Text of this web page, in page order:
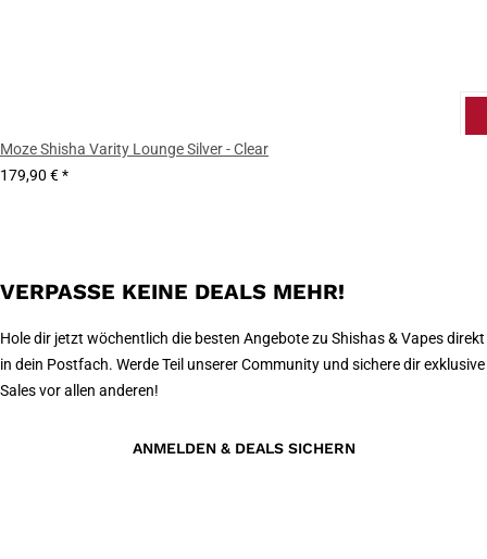
Moze Shisha Varity Lounge Silver - Clear
179,90 €*
VERPASSE KEINE DEALS MEHR!
Hole dir jetzt wöchentlich die besten Angebote zu Shishas & Vapes direkt
in dein Postfach. Werde Teil unserer Community und sichere dir exklusive
Sales vor allen anderen!
ANMELDEN & DEALS SICHERN